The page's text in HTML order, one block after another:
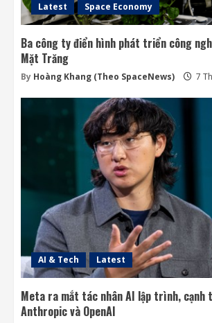
Latest Space Economy
Ba công ty điển hình phát triển công
Mặt Trăng
By Hoàng Khang (Theo SpaceNews) 7
AI & Tech Latest
Meta ra mắt tác nhân AI lập trình, cạnh
Anthropic và OpenAI